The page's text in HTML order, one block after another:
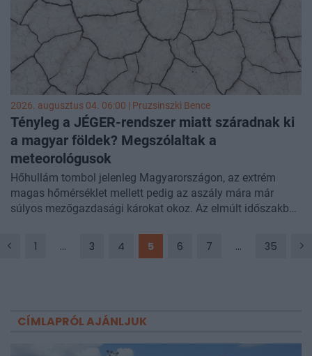
2026. augusztus 04. 06:00 | Pruzsinszki Bence
Tényleg a JÉGER-rendszer miatt száradnak ki
a magyar földek? Megszólaltak a
meteorológusok
Hőhullám tombol jelenleg Magyarországon, az extrém
magas hőmérséklet mellett pedig az aszály mára már
súlyos mezőgazdasági károkat okoz. Az elmúlt időszakban
érvként, hogy az országos szinen működő JÉGER
jégkármérséklő rendszer lehet felelős a szárazságért. Egy
megyében leállítja a rendszer működését. A minisztérium
hangsúlyozta, hogy a döntés nem tudományos
állásfoglaláson alapul: szeretnék a jövőben megvizsgálni a
1 ... 3 4 5 6 7 ... 35
CÍMLAPRÓL AJÁNLJUK